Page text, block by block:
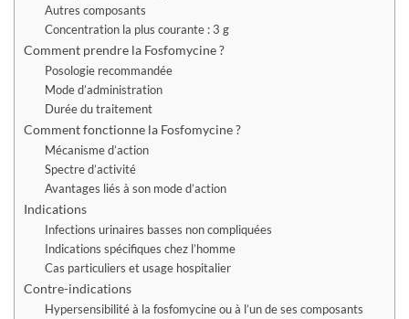
Autres composants
Concentration la plus courante : 3 g
Comment prendre la Fosfomycine ?
Posologie recommandée
Mode d’administration
Durée du traitement
Comment fonctionne la Fosfomycine ?
Mécanisme d’action
Spectre d’activité
Avantages liés à son mode d’action
Indications
Infections urinaires basses non compliquées
Indications spécifiques chez l’homme
Cas particuliers et usage hospitalier
Contre-indications
Hypersensibilité à la fosfomycine ou à l’un de ses composants